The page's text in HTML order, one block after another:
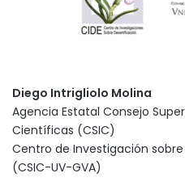
Diego Intrigliolo Molina
Agencia Estatal Consejo
Científicas (CSIC)
Centro de Investigación
(CSIC-UV-GVA)